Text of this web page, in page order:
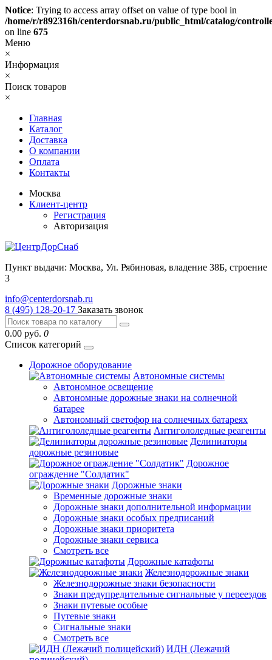
Notice: Trying to access array offset on value of type bool in
/home/r/r892316h/centerdorsnab.ru/public_html/catalog/
on line 675
Меню
×
Информация
×
Поиск товаров
×
Главная
Каталог
Доставка
О компании
Оплата
Контакты
Москва
Клиент-центр
Регистрация
Авторизация
Пункт выдачи: Москва, Ул. Рябиновая, владение 38Б, строение
3
info@centerdorsnab.ru
8 (495) 128-20-17 Заказать звонок
0.00 руб. 0
Список категорий
Дорожное оборудование
Автономные системы
Автономное освещение
Автономные дорожные знаки на солнечной
батарее
Автономный светофор на солнечных батареях
Антигололедные реагенты
Делиниаторы
дорожные резиновые
Дорожное
ограждение "Солдатик"
Дорожные знаки
Временные дорожные знаки
Дорожные знаки дополнительной информации
Дорожные знаки особых предписаний
Дорожные знаки приоритета
Дорожные знаки сервиса
Смотреть все
Дорожные катафоты
Железнодорожные знаки
Железнодорожные знаки безопасности
Знаки предупредительные сигнальные у переездов
Знаки путевые особые
Путевые знаки
Сигнальные знаки
Смотреть все
ИДН (Лежачий